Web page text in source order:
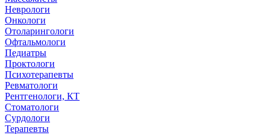
Неврологи
Онкологи
Отоларингологи
Офтальмологи
Педиатры
Проктологи
Психотерапевты
Ревматологи
Рентгенологи, КТ
Стоматологи
Сурдологи
Терапевты